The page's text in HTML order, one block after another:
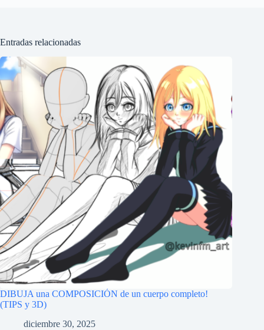
Entradas relacionadas
DIBUJA una COMPOSICIÓN de un cuerpo completo!
(TIPS y 3D)
diciembre 30, 2025